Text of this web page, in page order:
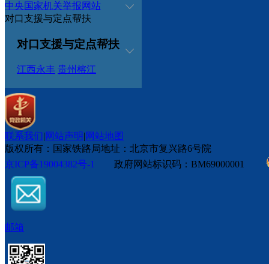
中央国家机关举报网站
对口支援与定点帮扶
对口支援与定点帮扶
江西永丰 贵州榕江
联系我们|网站声明|网站地图
版权所有：国家铁路局地址：北京市复兴路6号院
京ICP备19004382号-1
政府网站标识码：BM69000001
邮箱